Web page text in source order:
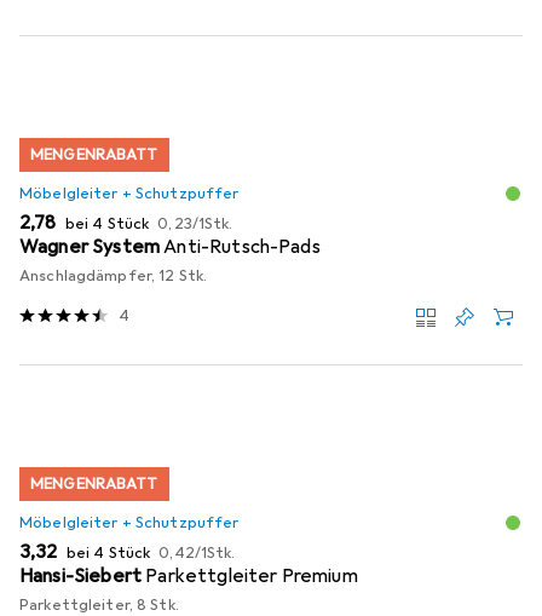
MENGENRABATT
Möbelgleiter + Schutzpuffer
EUR
2,78 bei 4 Stück EUR
0,23/1Stk.
Wagner SystemAnti-Rutsch-Pads
Anschlagdämpfer, 12 Stk.
4
MENGENRABATT
Möbelgleiter + Schutzpuffer
EUR
3,32 bei 4 Stück EUR
0,42/1Stk.
Hansi-Siebert Parkettgleiter Premium
Parkettgleiter, 8 Stk.